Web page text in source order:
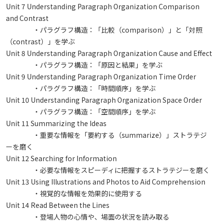
Unit 7 Understanding Paragraph Organization Comparison
and Contrast
・パラグラフ構造：「比較（comparison）」と「対照
（contrast）」を学ぶ
Unit 8 Understanding Paragraph Organization Cause and Effect
・パラグラフ構造：「原因と結果」を学ぶ
Unit 9 Understanding Paragraph Organization Time Order
・パラグラフ構造：「時間順序」を学ぶ
Unit 10 Understanding Paragraph Organization Space Order
・パラグラフ構造：「空間順序」を学ぶ
Unit 11 Summarizing the Ideas
・重要な情報を「要約する（summarize）」ストラテジ
ーを磨く
Unit 12 Searching for Information
・必要な情報をスピーディに把握するストラテジーを磨く
Unit 13 Using Illustrations and Photos to Aid Comprehension
・視覚的な情報を効果的に使用する
Unit 14 Read Between the Lines
・登場人物の心情や、場面の状況を読み取る